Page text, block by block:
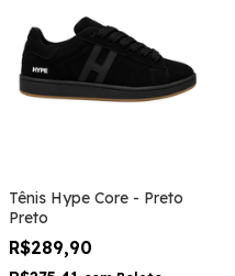
Tênis Hype Core - Preto
Preto
R$289,90